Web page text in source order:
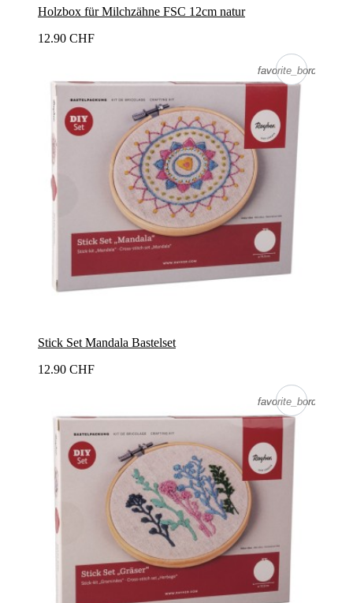
Holzbox für Milchzähne FSC 12cm natur
12.90 CHF
favorite_border
favorite_border
Stick Set Mandala Bastelset
12.90 CHF
favorite_border
favorite_border